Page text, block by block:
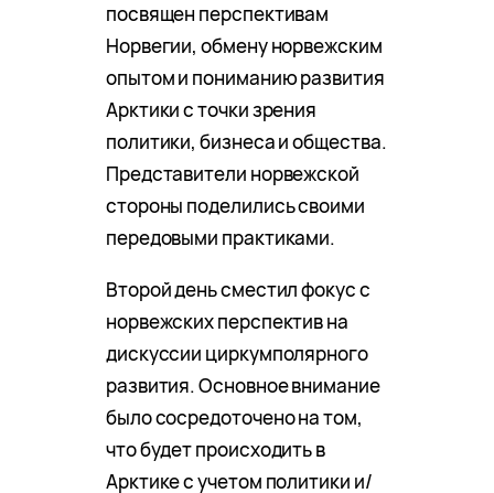
посвящен перспективам
Норвегии, обмену норвежским
опытом и пониманию развития
Арктики с точки зрения
политики, бизнеса и общества.
Представители норвежской
стороны поделились своими
передовыми практиками.
Второй день сместил фокус с
норвежских перспектив на
дискуссии циркумполярного
развития. Основное внимание
было сосредоточено на том,
что будет происходить в
Арктике с учетом политики и/